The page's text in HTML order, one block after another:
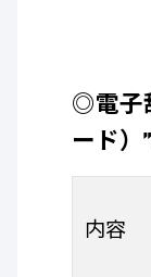
◎電子
ード）
内容